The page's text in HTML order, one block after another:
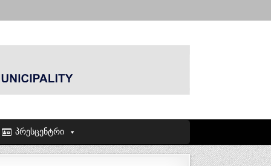
პრესცენტრი